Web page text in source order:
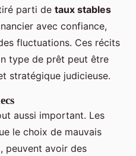
parti de taux stables
avec confiance,
fluctuations. Ces récits
type de prêt peut être
stratégique judicieuse.
aussi important. Les
le choix de mauvais
peuvent avoir des